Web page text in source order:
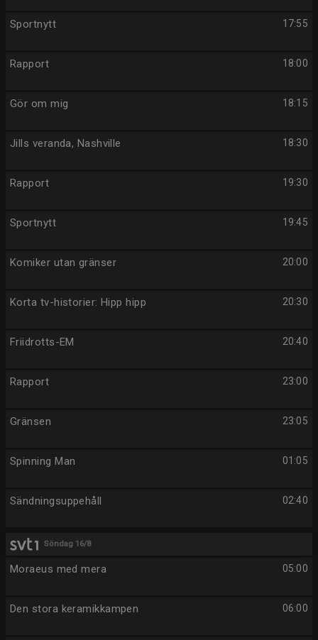
17:55
Sportnytt
18:00
Rapport
18:15
Gör om mig
18:30
Jills veranda, Nashville
19:30
Rapport
19:45
Sportnytt
20:00
Komiker utan gränser
20:30
Korta tv-historier: Hipp hipp
20:40
Friidrotts-EM
23:00
Rapport
23:05
Gränsen
01:05
Spinning Man
02:40
Sändningsuppehåll
Söndag 16/8
05:00
Moraeus med mera
06:00
Den stora keramikkampen